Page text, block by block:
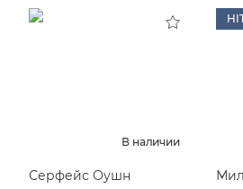
В наличии
Серфейс Оушн